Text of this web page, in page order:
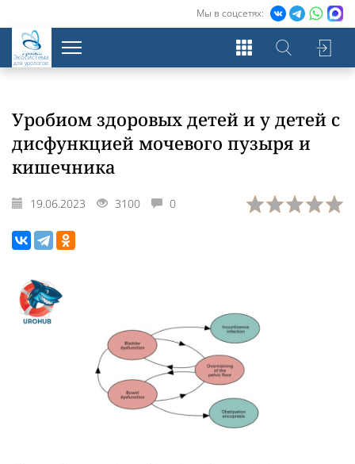
Мы в соцсетях:
Экосистема
для урологов
Уробиом здоровых детей и у детей с
дисфункцией мочевого пузыря и
кишечника
19.06.2023 3100 0